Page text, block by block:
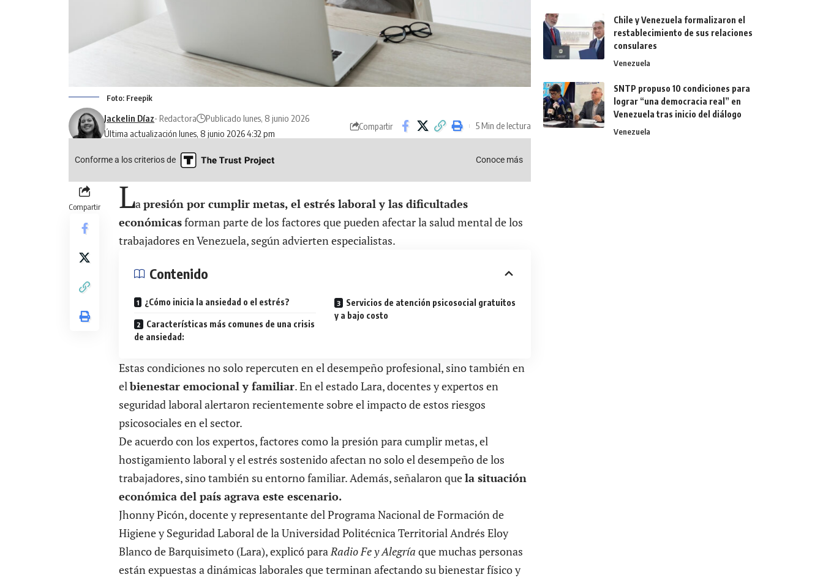
Foto: Freepik
Última actualización lunes, 8 junio 2026 4:32 pm
Jackelin Díaz- Redactora Publicado lunes, 8 junio 2026
Compartir 5 Min de lectura
Conforme a los criterios de Conoce más
Compartir Lapresión por cumplir metas, el estrés laboral y las dificultades
económicasforman parte de los factores que pueden afectar la salud mental de los
trabajadores en Venezuela, según advierten especialistas.
Contenido
¿Cómo inicia la ansiedad o el estrés?
Características más comunes de una crisis
de ansiedad:
Servicios de atención psicosocial gratuitos
y a bajo costo
Estas condiciones no solo repercuten en el desempeño profesional, sino también en
elbienestar emocional y familiar. En el estado Lara, docentes y expertos en
seguridad laboral alertaron recientemente sobre el impacto de estos riesgos
psicosociales en el sector.
De acuerdo con los expertos, factores como la presión para cumplir metas, el
hostigamiento laboral y el estrés sostenido afectan no solo el desempeño de los
trabajadores, sino también su entorno familiar. Además, señalaron quela situación
económica del país agrava este escenario.
Jhonny Picón, docente y representante del Programa Nacional de Formación de
Higiene y Seguridad Laboral de la Universidad Politécnica Territorial Andrés Eloy
Blanco de Barquisimeto (Lara), explicó paraRadio Fe y Alegría que muchas personas
están expuestas a dinámicas laborales que terminan afectando su bienestar físico y
Chile y Venezuela formalizaron el
restablecimiento de sus relaciones
consulares
Venezuela
SNTP propuso 10 condiciones para
lograr “una democracia real” en
Venezuela tras inicio del diálogo
Venezuela